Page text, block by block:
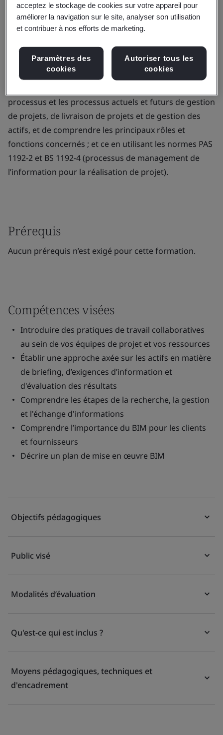
Cette formation vous permet de comprendre les
méthodes pour définir des objectifs et des priorités
du BIM. Vous découvrirez les normes PAS 1192-3 et BS
8536 dédiées aux infrastructures et aux bâtiments.
processus et les processus actuels et futurs de gestion
de projets, de livraison de projets et de gestion des
actifs, et de comprendre les principaux rôles et
fonctions concernés ; et ce en utilisant les normes PAS
1192-2 et BS 1192-4 (processus de management de
l’information pour la réalisation de projet).
Prérequis
Aucun prérequis n’est exigé pour cette formation.
Compétences visées
Introduire des pratiques de travail collaboratives
au sein de vos équipes de projet et vos ressources
Établir une approche axée sur les actifs en matière
de briefing, d’exigences d’information et
d'évaluation des résultats
Comprendre les étapes de la recherche, la gestion
et l'échange d'informations
Comprendre l’importance du BIM pour les clients
et fournisseurs
Décrire un plan de mise en œuvre BIM
Objectifs pédagogiques
Public visé
Modalités d’évaluation
Qu'est-ce qui est inclus ?
Moyens pédagogiques, techniques et
d'encadrement
acceptez le stockage de cookies sur votre appareil pour
améliorer la navigation sur le site, analyser son utilisation
et contribuer à nos efforts de marketing.
Paramètres des
cookies
Autoriser tous les
cookies